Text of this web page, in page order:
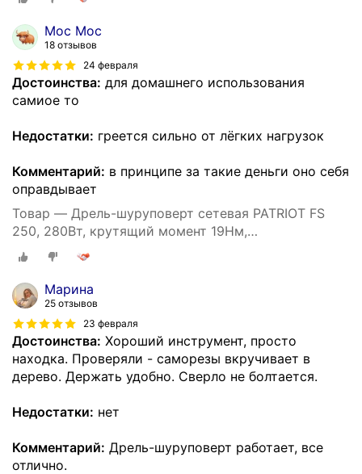
Мос Мос
18 отзывов
24 февраля
Достоинства: для домашнего использования
самиое то
Недостатки: греется сильно от лёгких нагрузок
Комментарий: в принципе за такие деньги оно себя
оправдывает
Товар — Дрель-шуруповерт сетевая PATRIOT FS
250, 280Вт, крутящий момент 19Нм,
быстрозажимной патрон
Марина
25 отзывов
23 февраля
Достоинства: Хороший инструмент, просто
находка. Проверяли - саморезы вкручивает в
дерево. Держать удобно. Сверло не болтается.
Недостатки: нет
Комментарий: Дрель-шуруповерт работает, все
отлично.